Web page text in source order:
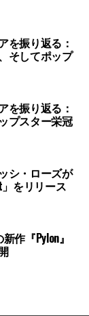
を振り返る：
そしてポップ
を振り返る：
プスター栄冠
シ・ローズが
をリリース
作『Pylon』